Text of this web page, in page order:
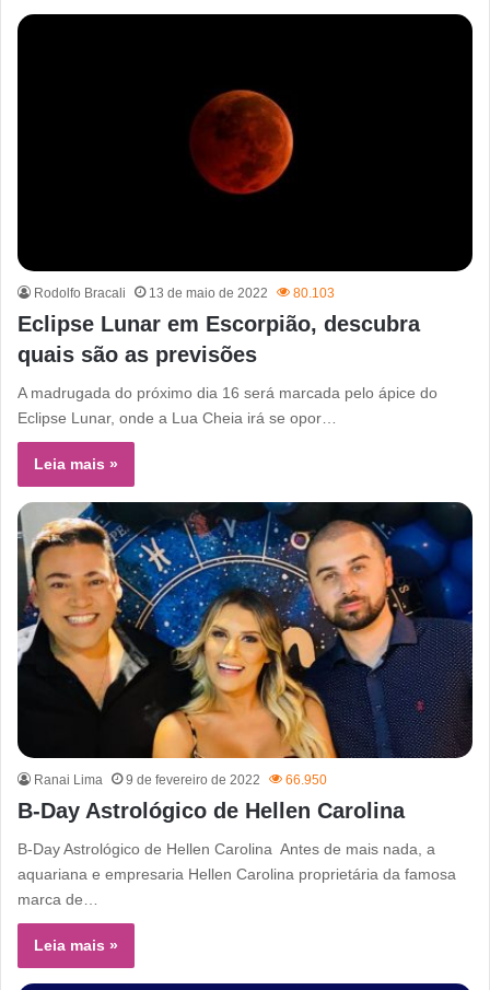
Rodolfo Bracali 13 de maio de 2022 80.103
Eclipse Lunar em Escorpião, descubra
quais são as previsões
A madrugada do próximo dia 16 será marcada pelo ápice do
Eclipse Lunar, onde a Lua Cheia irá se opor…
Leia mais »
Ranai Lima 9 de fevereiro de 2022 66.950
B-Day Astrológico de Hellen Carolina
B-Day Astrológico de Hellen Carolina Antes de mais nada, a
aquariana e empresaria Hellen Carolina proprietária da famosa
marca de…
Leia mais »